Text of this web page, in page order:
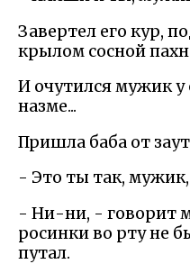
Завертел его кур,
крылом сосной
И очутился мужик у
назме...
Пришла баба от
- Это ты так, мужик,
- Ни-ни, - говорит
росинки во рту не
путал.